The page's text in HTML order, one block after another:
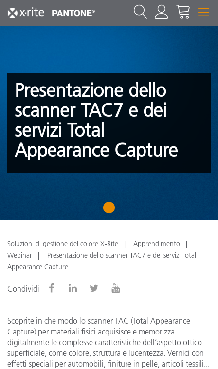
Presentazione dello
scanner TAC7 e dei
servizi Total
Appearance Capture
1
Soluzioni di gestione del colore X-Rite
Apprendimento
Webinar
Presentazione dello scanner TAC7 e dei servizi Total
Appearance Capture
Condividi
Scoprite in che modo lo scanner TAC (Total Appearance
Capture) per materiali fisici acquisisce e memorizza
digitalmente le complesse caratteristiche dell’aspetto ottico
superficiale, come colore, struttura e lucentezza. Vernici con
effetti speciali per automobili, finiture in pelle, articoli tessili...